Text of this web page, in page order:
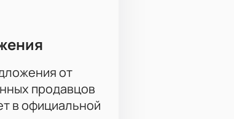
от
продавцов
в официальной